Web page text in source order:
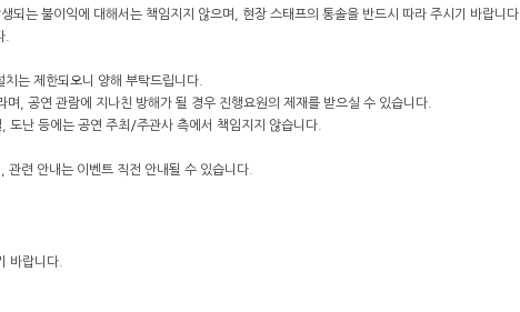
되는 불이익에 대해서는 책임지지 않으며, 현장 스태프의 통솔을 반드시 따라 주시기 바랍니다.
.
는 제한되오니 양해 부탁드립니다.
, 공연 관람에 지나친 방해가 될 경우 진행요원의 제재를 받으실 수 있습니다.
난 등에는 공연 주최/주관사 측에서 책임지지 않습니다.
련 안내는 이벤트 직전 안내될 수 있습니다.
바랍니다.